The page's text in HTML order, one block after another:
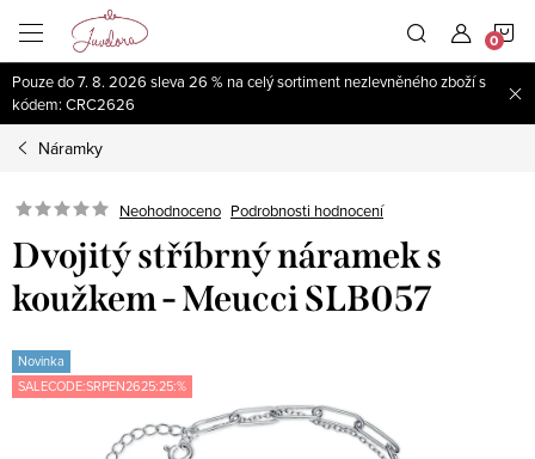
obsah
Pouze do 7. 8. 2026 sleva 26 % na celý sortiment nezlevněného zboží s
kódem: CRC2626
Náramky
Neohodnoceno Podrobnosti hodnocení
Dvojitý stříbrný náramek s
koužkem - Meucci SLB057
Novinka
SALECODE:SRPEN2625:25:%